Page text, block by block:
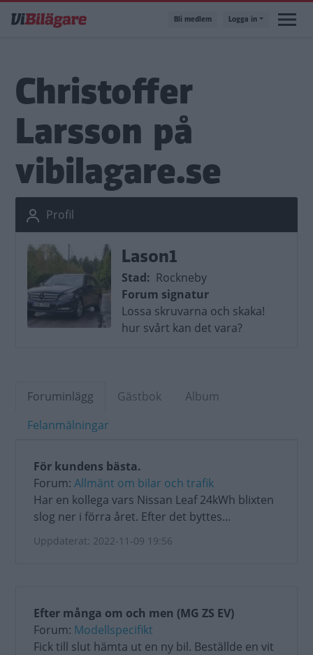
till
Bli medlem Logga in
Christoffer
Larsson på
vibilagare.se
Profil
Lason1
Stad
Rockneby
Forum signatur
Lossa skruvarna och skaka!
hur svårt kan det vara?
Foruminlägg Gästbok
Album
Felanmälningar
För kundens bästa.
Forum: Allmänt om bilar och trafik
Har en kollega vars Nissan Leaf 24kWh blixten
slog ner i förra året. Efter det byttes...
Uppdaterat: 2022-11-09 19:56
Efter många om och men (MG ZS EV)
Forum: Modellspecifikt
Fick till slut hämta ut en ny bil. Beställde en vit